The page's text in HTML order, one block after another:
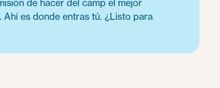
de hacer del camp el mejor
Ahí es donde entras tú. ¿Listo para